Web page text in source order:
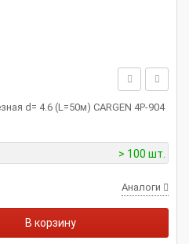
d= 4.6 (L=50м) CARGEN 4P-904
> 100 шт.
Аналоги
В корзину